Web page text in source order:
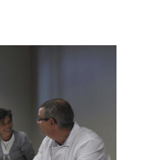
BREZHONEG